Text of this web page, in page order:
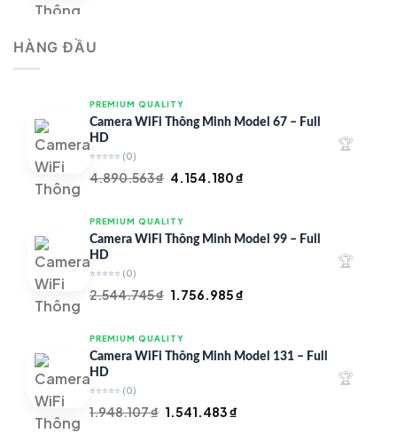
HÀNG ĐẦU
PREMIUM QUALITY
Camera WiFi Thông Minh Model 67 – Full
HD
⭐⭐⭐⭐⭐ (0)
4.890.563₫ Giá
là:
4.890.563 ₫.
4.154.180₫
là:
🏆
PREMIUM QUALITY
Camera WiFi Thông Minh Model 99 – Full
HD
⭐⭐⭐⭐⭐ (0)
2.544.745₫ Giá
là:
2.544.745 ₫.
1.756.985₫
là:
🏆
PREMIUM QUALITY
Camera WiFi Thông Minh Model 131 – Full
HD
⭐⭐⭐⭐⭐ (0)
1.948.107₫ Giá
1.541.483₫
🏆